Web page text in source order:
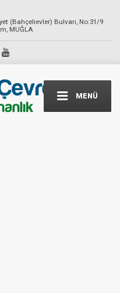
(Bahçelievler) Bulvarı, No:31/9
MUĞLA
MENÜ